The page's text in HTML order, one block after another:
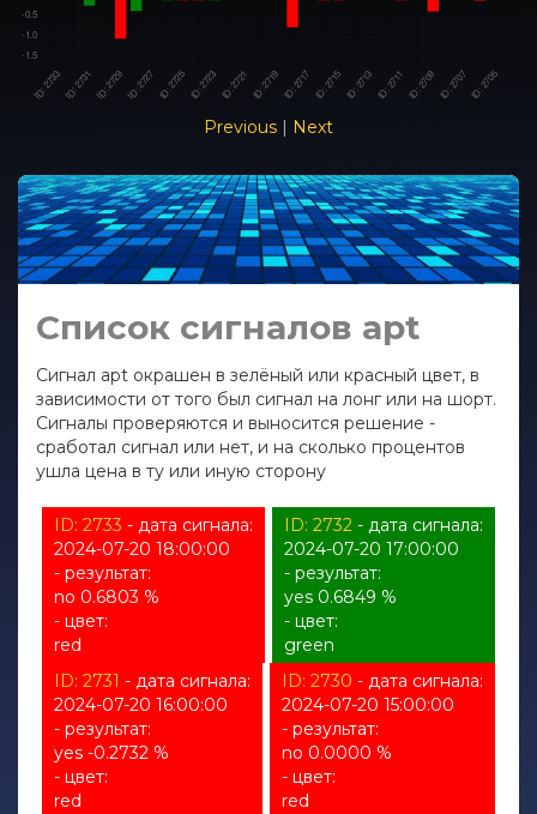
Previous | Next
Список сигналов apt
Сигнал apt окрашен в зелёный или красный цвет, в
зависимости от того был сигнал на лонг или на шорт.
Сигналы проверяются и выносится решение -
сработал сигнал или нет, и на сколько процентов
ушла цена в ту или иную сторону
ID: 2733 - дата сигнала:
2024-07-20 18:00:00
- результат:
no 0.6803 %
- цвет:
red
ID: 2732- дата сигнала:
2024-07-20 17:00:00
- результат:
yes 0.6849 %
- цвет:
green
ID: 2731 - дата сигнала:
2024-07-20 16:00:00
- результат:
yes -0.2732 %
- цвет:
red
ID: 2730 - дата сигнала:
2024-07-20 15:00:00
- результат:
no 0.0000 %
- цвет:
red